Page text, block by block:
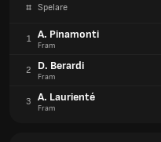
# Spelare
1 A. Pinamonti
Fram
2 D. Berardi
Fram
3 A. Laurienté
Fram